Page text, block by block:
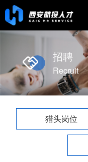
招聘
Recruit
猎头岗位